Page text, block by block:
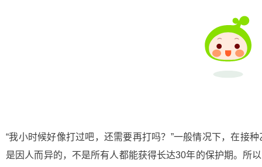
“我小时候好像打过吧，还需要再打吗？”一般情况下，在接
是因人而异的，不是所有人都能获得长达30年的保护期。所